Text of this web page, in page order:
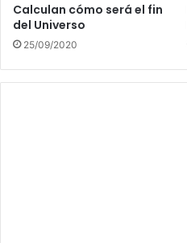
Calculan cómo será el fin
del Universo
25/09/2020